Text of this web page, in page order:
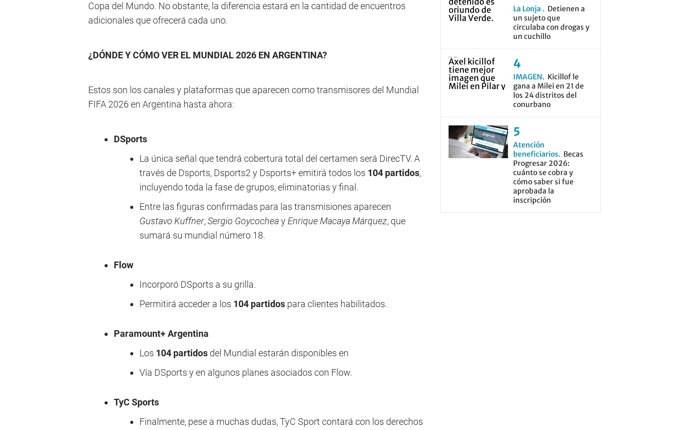
Copa del Mundo. No obstante, la diferencia estará en la cantidad de encuentros
adicionales que ofrecerá cada uno.
¿DÓNDE Y CÓMO VER EL MUNDIAL 2026 EN ARGENTINA?
Estos son los canales y plataformas que aparecen como transmisores del Mundial
FIFA 2026 en Argentina hasta ahora:
DSports
La única señal que tendrá cobertura total del certamen será DirecTV. A
través de Dsports, Dsports2 y Dsports+ emitirá todos los 104 partidos,
incluyendo toda la fase de grupos, eliminatorias y final.
Entre las figuras confirmadas para las transmisiones aparecen
Gustavo Kuffner,Sergio Goycocheay Enrique Macaya Márquez, que
sumará su mundial número 18.
Flow
Incorporó DSports a su grilla.
Permitirá acceder a los 104 partidos para clientes habilitados.
Paramount+ Argentina
Los 104 partidos del Mundial estarán disponibles en
Vía DSports y en algunos planes asociados con Flow.
TyC Sports
Finalmente, pese a muchas dudas, TyC Sport contará con los derechos
La Lonja
Detienen a
un sujeto que
circulaba con drogas y
un cuchillo
IMAGEN
Kicillof le
gana a Milei en 21 de
los 24 distritos del
conurbano
Atención
beneficiarios
Becas
Progresar 2026:
cuánto se cobra y
cómo saber si fue
aprobada la
inscripción